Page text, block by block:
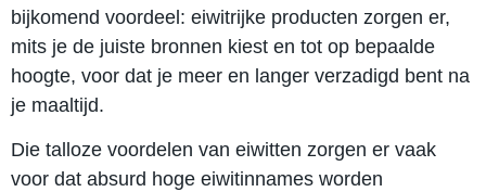
bijkomend voordeel: eiwitrijke producten zorgen er,
mits je de juiste bronnen kiest en tot op bepaalde
hoogte, voor dat je meer en langer verzadigd bent na
je maaltijd.
Die talloze voordelen van eiwitten zorgen er vaak
voor dat absurd hoge eiwitinnames worden